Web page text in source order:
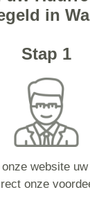
in
Stap 1
website
onze